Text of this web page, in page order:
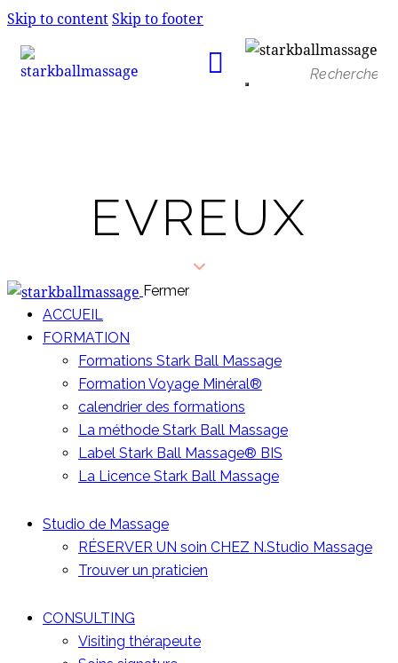
Skip to contentSkip to footer
EVREUX
Fermer
ACCUEIL
FORMATION
Formations Stark Ball Massage
Formation Voyage Minéral®
calendrier des formations
La méthode Stark Ball Massage
Label Stark Ball Massage® BIS
La Licence Stark Ball Massage
Studio de Massage
RÉSERVER UN soin CHEZ N.Studio Massage
Trouver un praticien
CONSULTING
Visiting thérapeute